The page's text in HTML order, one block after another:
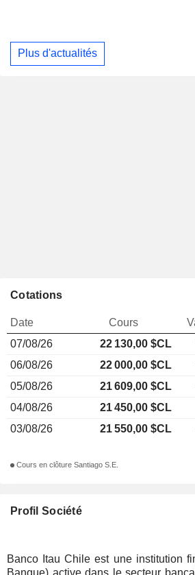
Plus d'actualités
Profil Société
Banco Itau Chile est une institution
Banque) active dans le secteur
Cotations
Date Cours
07/08/26
22 130,00 $CL
06/08/26
22 000,00 $CL
05/08/26
21 609,00 $CL
04/08/26
21 450,00 $CL
03/08/26
21 550,00 $CL
Cours en clôture Santiago S.E.